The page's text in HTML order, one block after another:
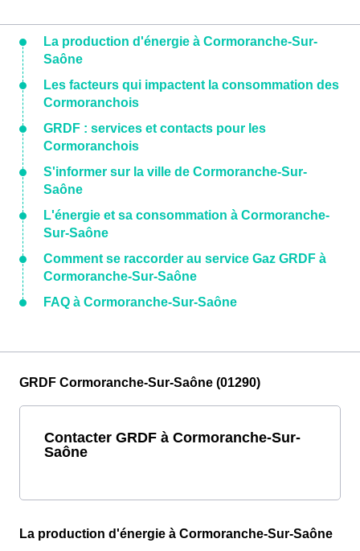
La production d'énergie à Cormoranche-Sur-
Saône
Les facteurs qui impactent la consommation des
Cormoranchois
GRDF : services et contacts pour les
Cormoranchois
S'informer sur la ville de Cormoranche-Sur-
Saône
L'énergie et sa consommation à Cormoranche-
Sur-Saône
Comment se raccorder au service Gaz GRDF à
Cormoranche-Sur-Saône
FAQ à Cormoranche-Sur-Saône
GRDF Cormoranche-Sur-Saône (01290)
Contacter GRDF à Cormoranche-Sur-
Saône
La production d'énergie à Cormoranche-Sur-Saône